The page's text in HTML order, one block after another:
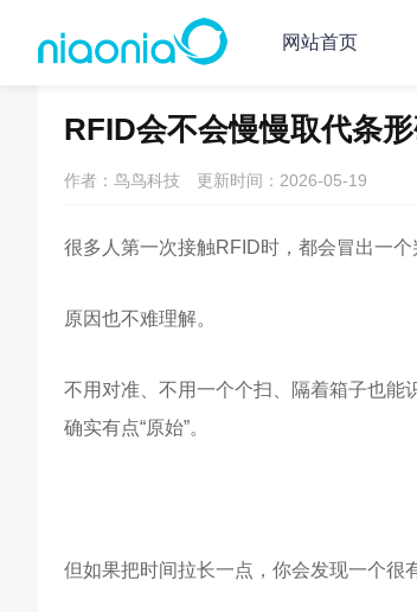
网站首页
主页 PDA/RFID资讯 PDA常见问题
RFID会不会慢慢取代条
作者：鸟鸟科技 更新时间：2026-05-19
很多人第一次接触RFID时，都会冒出一
原因也不难理解。
不用对准、不用一个个扫、隔着箱子也能
确实有点“原始”。
但如果把时间拉长一点，你会发现一个很